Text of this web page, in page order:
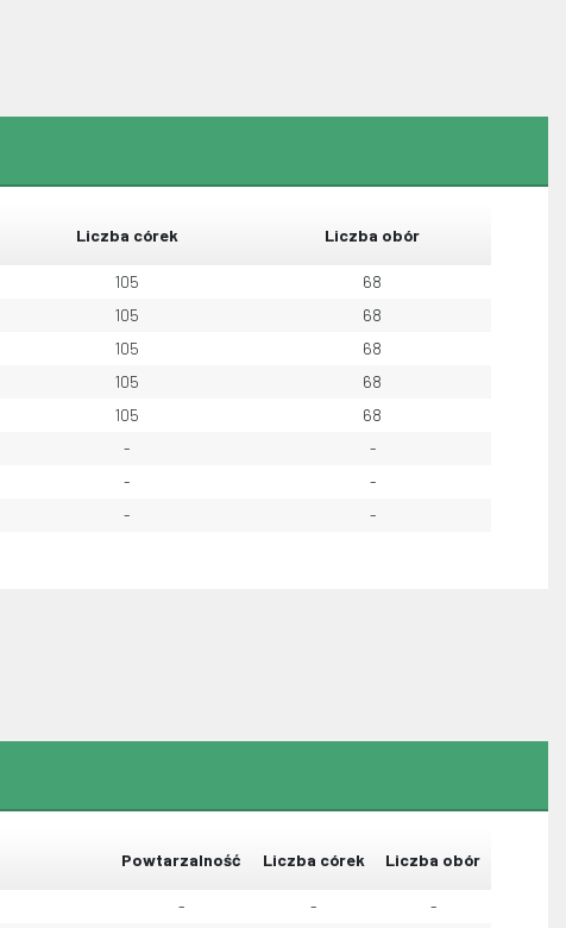
Liczba córek Liczba obór
105 68
105 68
105 68
105 68
105 68
- -
- -
- -
Powtarzalność Liczba córek Liczba obór
- - -